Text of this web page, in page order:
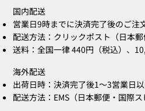
国内配送
営業日9時までに決済完了後のご注
配送方法：クリックポスト（日本郵
送料：全国一律 440円（税込）、
海外配送
出荷日時：決済完了後1〜3営業日
配送方法：EMS（日本郵便・国際ス